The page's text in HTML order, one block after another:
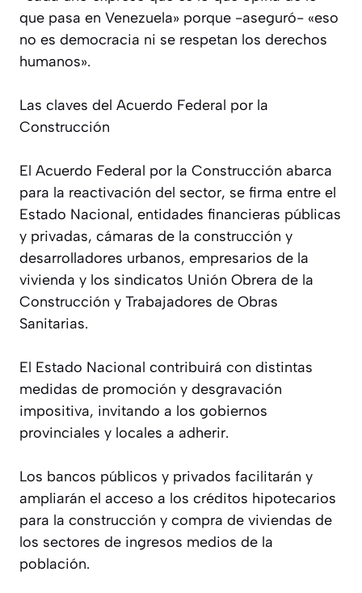
que pasa en Venezuela» porque -aseguró- «eso
no es democracia ni se respetan los derechos
humanos».
Las claves del Acuerdo Federal por la
Construcción
El Acuerdo Federal por la Construcción abarca
para la reactivación del sector, se firma entre el
Estado Nacional, entidades financieras públicas
y privadas, cámaras de la construcción y
desarrolladores urbanos, empresarios de la
vivienda y los sindicatos Unión Obrera de la
Construcción y Trabajadores de Obras
Sanitarias.
El Estado Nacional contribuirá con distintas
medidas de promoción y desgravación
impositiva, invitando a los gobiernos
provinciales y locales a adherir.
Los bancos públicos y privados facilitarán y
ampliarán el acceso a los créditos hipotecarios
para la construcción y compra de viviendas de
los sectores de ingresos medios de la
población.